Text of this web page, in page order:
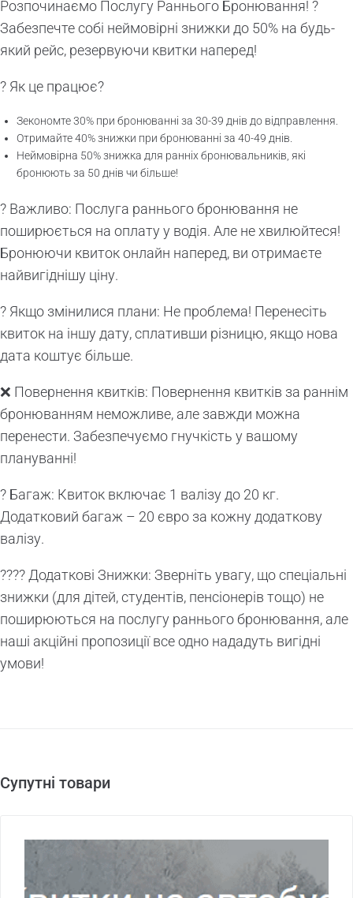
Розпочинаємо Послугу Раннього Бронювання! ?
Забезпечте собі неймовірні знижки до 50% на будь-
який рейс, резервуючи квитки наперед!
? Як це працює?
Зекономте 30% при бронюванні за 30-39 днів до відправлення.
Отримайте 40% знижки при бронюванні за 40-49 днів.
Неймовірна 50% знижка для ранніх бронювальників, які
бронюють за 50 днів чи більше!
? Важливо: Послуга раннього бронювання не
поширюється на оплату у водія. Але не хвилюйтеся!
Бронюючи квиток онлайн наперед, ви отримаєте
найвигіднішу ціну.
? Якщо змінилися плани: Не проблема! Перенесіть
квиток на іншу дату, сплативши різницю, якщо нова
дата коштує більше.
❌ Повернення квитків: Повернення квитків за раннім
бронюванням неможливе, але завжди можна
перенести. Забезпечуємо гнучкість у вашому
плануванні!
? Багаж: Квиток включає 1 валізу до 20 кг.
Додатковий багаж – 20 євро за кожну додаткову
валізу.
??‍?? Додаткові Знижки: Зверніть увагу, що спеціальні
знижки (для дітей, студентів, пенсіонерів тощо) не
поширюються на послугу раннього бронювання, але
наші акційні пропозиції все одно нададуть вигідні
умови!
Супутні товари